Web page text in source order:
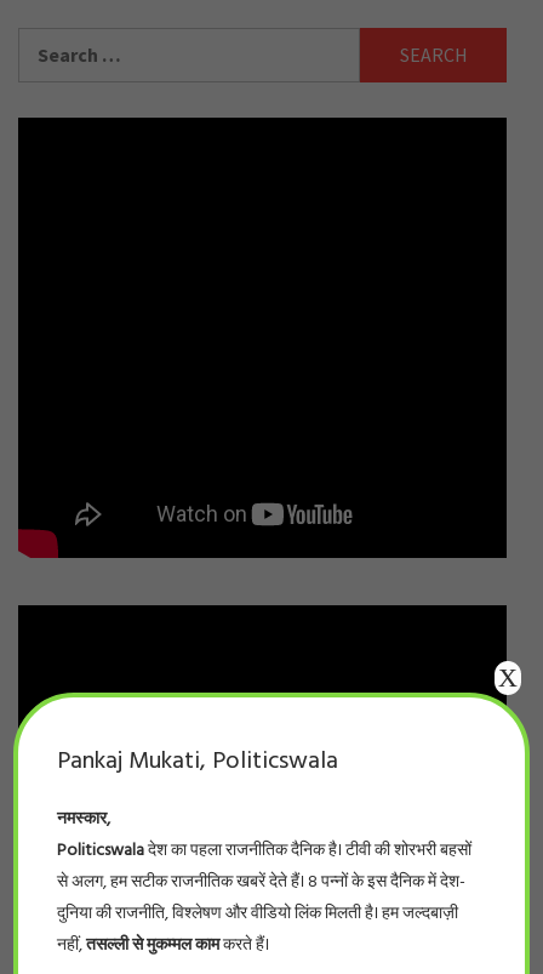
for:
Pankaj Mukati, Politicswala
नमस्कार,
Politicswalaदेश का पहला राजनीतिक दैनिक है। टीवी की शोरभरी बहसों
से अलग, हम सटीक राजनीतिक खबरें देते हैं। 8 पन्नों के इस दैनिक में देश-
दुनिया की राजनीति, विश्लेषण और वीडियो लिंक मिलती है। हम जल्दबाज़ी
नहीं,तसल्ली से मुकम्मल कामकरते हैं।
X